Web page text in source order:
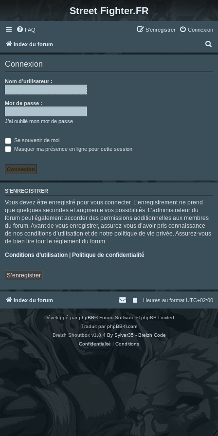
Street Fighter.FR
FAQ Connexion
S’enregistrer
Index du forum
e
Connexion
Nom d’utilisateur :
Mot de passe :
J’ai oublié mon mot de passe
Se souvenir de moi
Masquer ma présence en ligne pour cette session
S’ENREGISTRER
Vous devez être enregistré pour vous connecter. L’enregistrement ne prend
que quelques secondes et augmente vos possibilités. L’administrateur du
forum peut également accorder des permissions additionnelles aux membres
du forum. Avant de vous enregistrer, assurez-vous d’avoir pris connaissance
de nos conditions d’utilisation et de notre politique de vie privée. Assurez-vous
de bien lire tout le règlement du forum.
Conditions d’utilisation | Politique de confidentialité
S’enregistrer
Index du forum Heures au format UTC+02:00
Développé parphpBB® Forum Software © phpBB Limited
Traduit parphpBB-fr.com
Breizh Shoutbox v1.8.4 By Sylver35 - Breizh Code
Confidentialité | Conditions